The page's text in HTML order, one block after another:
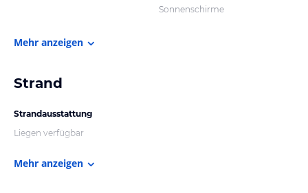
Sonnenschirme
Mehr anzeigen
Strand
Strandausstattung
Liegen verfügbar
Mehr anzeigen